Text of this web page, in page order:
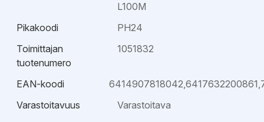
L100M
Pikakoodi
PH24
Toimittajan
tuotenumero
1051832
EAN-koodi
Varastoitavuus
Varastoitava